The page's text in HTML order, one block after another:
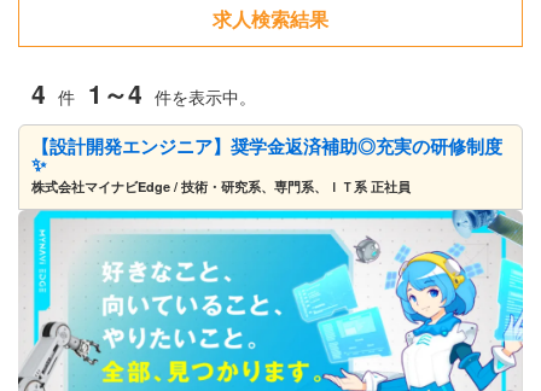
求人検索結果
4 件 1～4 件を表示中。
【設計開発エンジニア】奨学金返済補助◎充実の研修制度
✨
株式会社マイナビEdge / 技術・研究系、専門系、ＩＴ系 正社員